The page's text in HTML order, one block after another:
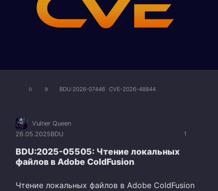
0 9 BDU:2026-07446 CVE-2026-48844
1
Vulner Queen
26.05.2025BDU
BDU:2025-05505: Чтение локальных
файлов в Adobe ColdFusion
Чтение локальных файлов в Adobe ColdFusion